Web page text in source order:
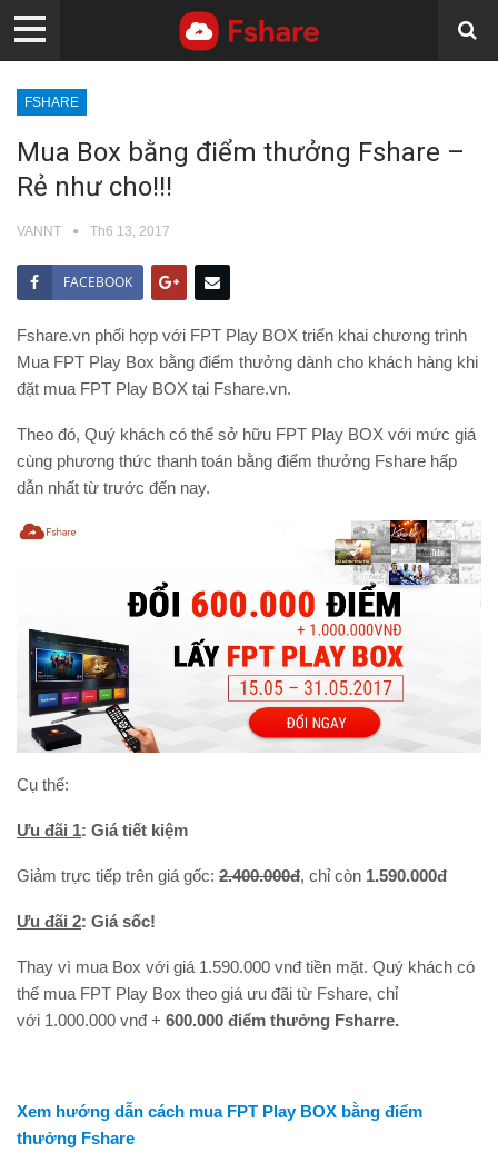
FSHARE
Mua Box bằng điểm thưởng Fshare –
Rẻ như cho!!!
VANNT Th6 13, 2017
FACEBOOK
Fshare.vn phối hợp với FPT Play BOX triển khai chương trình
Mua FPT Play Box bằng điểm thưởng dành cho khách hàng khi
đặt mua FPT Play BOX tại Fshare.vn.
Theo đó, Quý khách có thể sở hữu FPT Play BOX với mức giá
cùng phương thức thanh toán bằng điểm thưởng Fshare hấp
dẫn nhất từ trước đến nay.
Cụ thể:
Ưu đãi 1: Giá tiết kiệm
Giảm trực tiếp trên giá gốc: 2.400.000đ, chỉ còn 1.590.000đ
Ưu đãi 2: Giá sốc!
Thay vì mua Box với giá 1.590.000 vnđ tiền mặt. Quý khách có
thể mua FPT Play Box theo giá ưu đãi từ Fshare, chỉ
với 1.000.000 vnđ + 600.000 điểm thưởng Fsharre.
Xem hướng dẫn cách mua FPT Play BOX bằng điểm
thưởng Fshare